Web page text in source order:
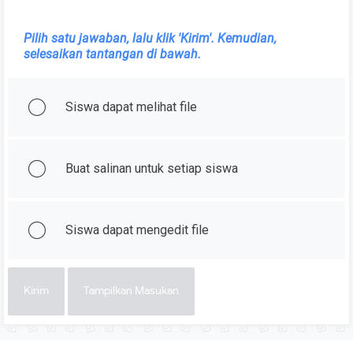
Pilih satu jawaban, lalu klik 'Kirim'. Kemudian,
selesaikan tantangan di bawah.
Siswa dapat melihat file
Buat salinan untuk setiap siswa
Siswa dapat mengedit file
Kirim Tampilkan Masukan